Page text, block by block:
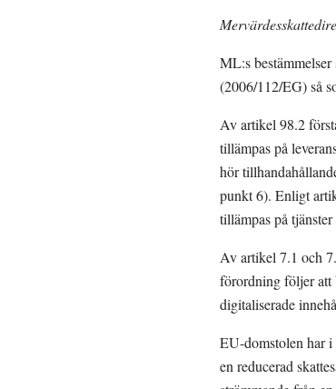
ML:s
(2006/112/EG) så
Av artikel 98.2
tillämpas på
hör
punkt 6). Enligt
tillämpas på
Av artikel 7.1 och
förordning följer att
digitaliserade
EU-domstolen har
en reducerad